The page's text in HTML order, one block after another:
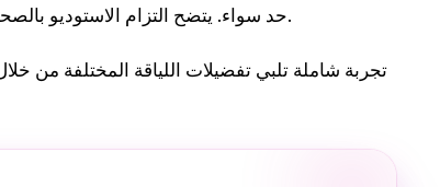
حد سواء. يتضح التزام الاستوديو بالصحة الشاملة في فصوله المتنوعة التي تغطي هذه التخصصات الثلاثة المتميزة.